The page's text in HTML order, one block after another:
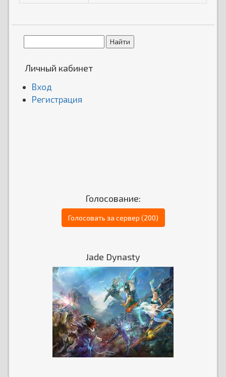
Личный кабинет
Вход
Регистрация
Голосование:
Голосовать за сервер (200)
Jade Dynasty